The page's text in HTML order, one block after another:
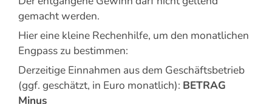
gemacht werden.
Hier eine kleine Rechenhilfe, um den monatlichen
Engpass zu bestimmen:
Derzeitige Einnahmen aus dem Geschäftsbetrieb
(ggf. geschätzt, in Euro monatlich): BETRAG
Minus